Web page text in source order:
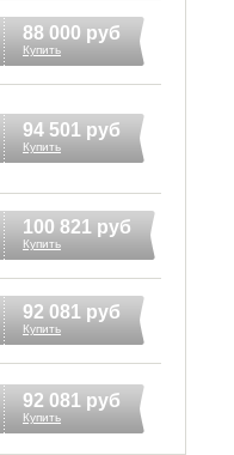
88 000 руб
Купить
94 501 руб
Купить
100 821 руб
Купить
92 081 руб
Купить
92 081 руб
Купить